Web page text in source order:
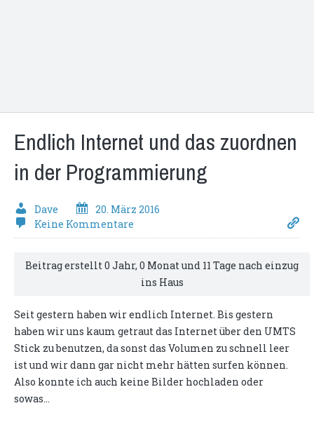
Endlich Internet und das zuordnen
in der Programmierung
Dave
20. März 2016
Keine Kommentare
Beitrag erstellt 0 Jahr, 0 Monat und 11 Tage nach einzug
ins Haus
Seit gestern haben wir endlich Internet. Bis gestern
haben wir uns kaum getraut das Internet über den UMTS
Stick zu benutzen, da sonst das Volumen zu schnell leer
ist und wir dann gar nicht mehr hätten surfen können.
Also konnte ich auch keine Bilder hochladen oder
sowas...